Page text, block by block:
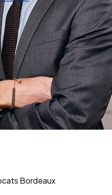
Recap’
Bordeaux